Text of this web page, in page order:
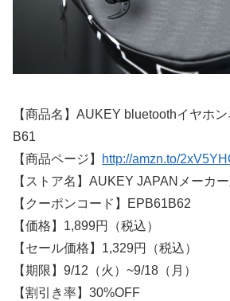
【商品名】AUKEY bluetoothイヤホ
B61
【商品ページ】
http://amzn.to/
【ストア名】AUKEY JAPANメーカ
【クーポンコード】EPB61B62
【価格】1,899円（税込）
【セール価格】1,329円（税込）
【期限】9/12（火）~9/18（月）
【割引き率】30%OFF